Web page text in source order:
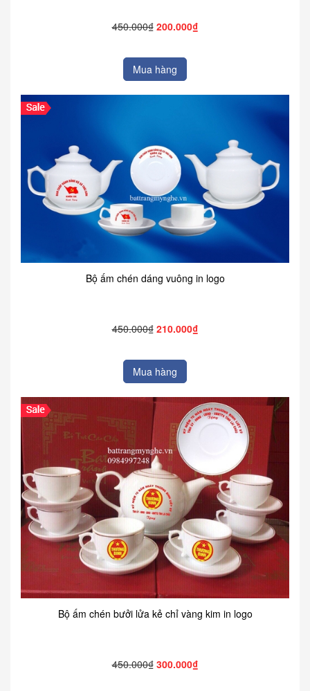
450.000₫ 200.000₫
Mua hàng
Bộ ấm chén dáng vuông in logo
450.000₫ 210.000₫
Mua hàng
Bộ ấm chén bưởi lửa kẻ chỉ vàng kim in logo
450.000₫ 300.000₫